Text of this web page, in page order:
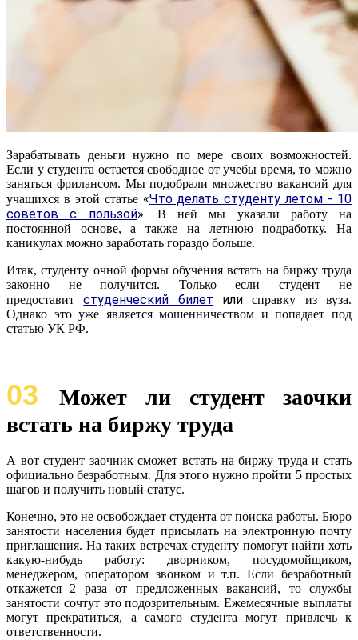
Зарабатывать деньги нужно по мере своих возможностей.
Если у студента остается свободное от учебы время, то можно
заняться фрилансом. Мы подобрали множество вакансий для
учащихся в этой статье «Что делать студенту летом - 10
советов с пользой». В ней мы указали работу на
постоянной основе, а также на летнюю подработку. На
каникулах можно заработать гораздо больше.
Итак, студенту очной формы обучения встать на биржу труда
законно не получится. Только если студент не
предоставитстуденческий билет или справку из вуза.
Однако это уже является мошенничеством и попадает под
статью УК РФ.
03
Может ли студент заочки
встать на биржу труда
А вот студент заочник сможет встать на биржу труда и стать
официально безработным. Для этого нужно пройти 5 простых
шагов и получить новый статус.
Конечно, это не освобождает студента от поиска работы. Бюро
занятости населения будет присылать на электронную почту
приглашения. На таких встречах студенту помогут найти хоть
какую-нибудь работу: дворником, посудомойщиком,
менеджером, оператором звонком и т.п. Если безработный
откажется 2 раза от предложенных вакансий, то службы
занятости сочтут это подозрительным. Ежемесячные выплаты
могут прекратиться, а самого студента могут привлечь к
ответственности.